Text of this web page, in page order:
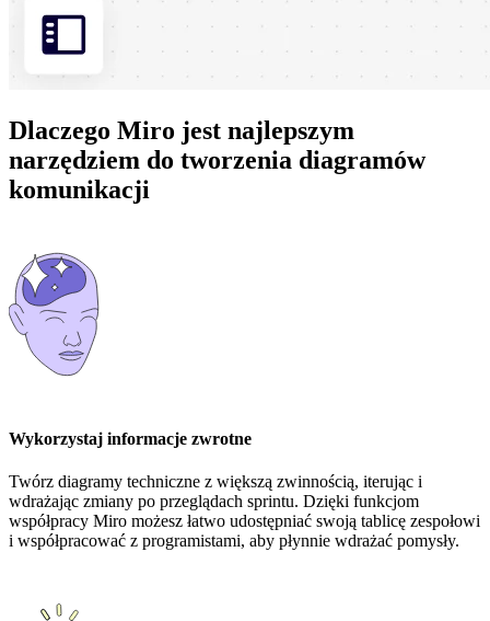
Dlaczego Miro jest najlepszym
narzędziem do tworzenia diagramów
komunikacji
Wykorzystaj informacje zwrotne
Twórz diagramy techniczne z większą zwinnością, iterując i
wdrażając zmiany po przeglądach sprintu. Dzięki funkcjom
współpracy Miro możesz łatwo udostępniać swoją tablicę zespołowi
i współpracować z programistami, aby płynnie wdrażać pomysły.